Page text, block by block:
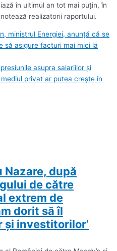
în ultimul an tot mai puţin, în
realizatorii raportului.
ministrul Energiei, anunță că se
să asigure facturi mai mici la
asupra salariilor şi
privat ar putea creşte în
după
de către
extrem de
dorit să îl
investitorilor’